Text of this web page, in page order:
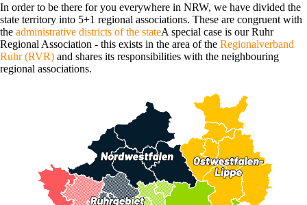
In order to be there for you everywhere in NRW, we have divided the
state territory into 5+1 regional associations. These are congruent with
the administrative districts of the stateA special case is our Ruhr
Regional Association - this exists in the area of the Regionalverband
Ruhr (RVR) and shares its responsibilities with the neighbouring
regional associations.